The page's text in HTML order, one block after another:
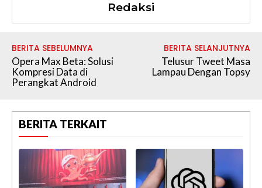
Redaksi
BERITA SEBELUMNYA
Opera Max Beta: Solusi
Kompresi Data di
Perangkat Android
BERITA SELANJUTNYA
Telusur Tweet Masa
Lampau Dengan Topsy
BERITA TERKAIT